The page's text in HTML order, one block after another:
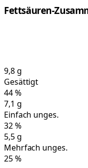
Fettsäuren-
9,8g
Gesättigt
44%
7,1 g
Einfach unges.
32%
5,5g
Mehrfach unges.
25%